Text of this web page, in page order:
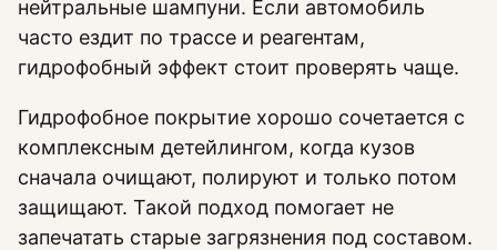
нейтральные шампуни. Если автомобиль
часто ездит по трассе и реагентам,
гидрофобный эффект стоит проверять чаще.
Гидрофобное покрытие хорошо сочетается с
комплексным детейлингом, когда кузов
сначала очищают, полируют и только потом
защищают. Такой подход помогает не
запечатать старые загрязнения под составом.